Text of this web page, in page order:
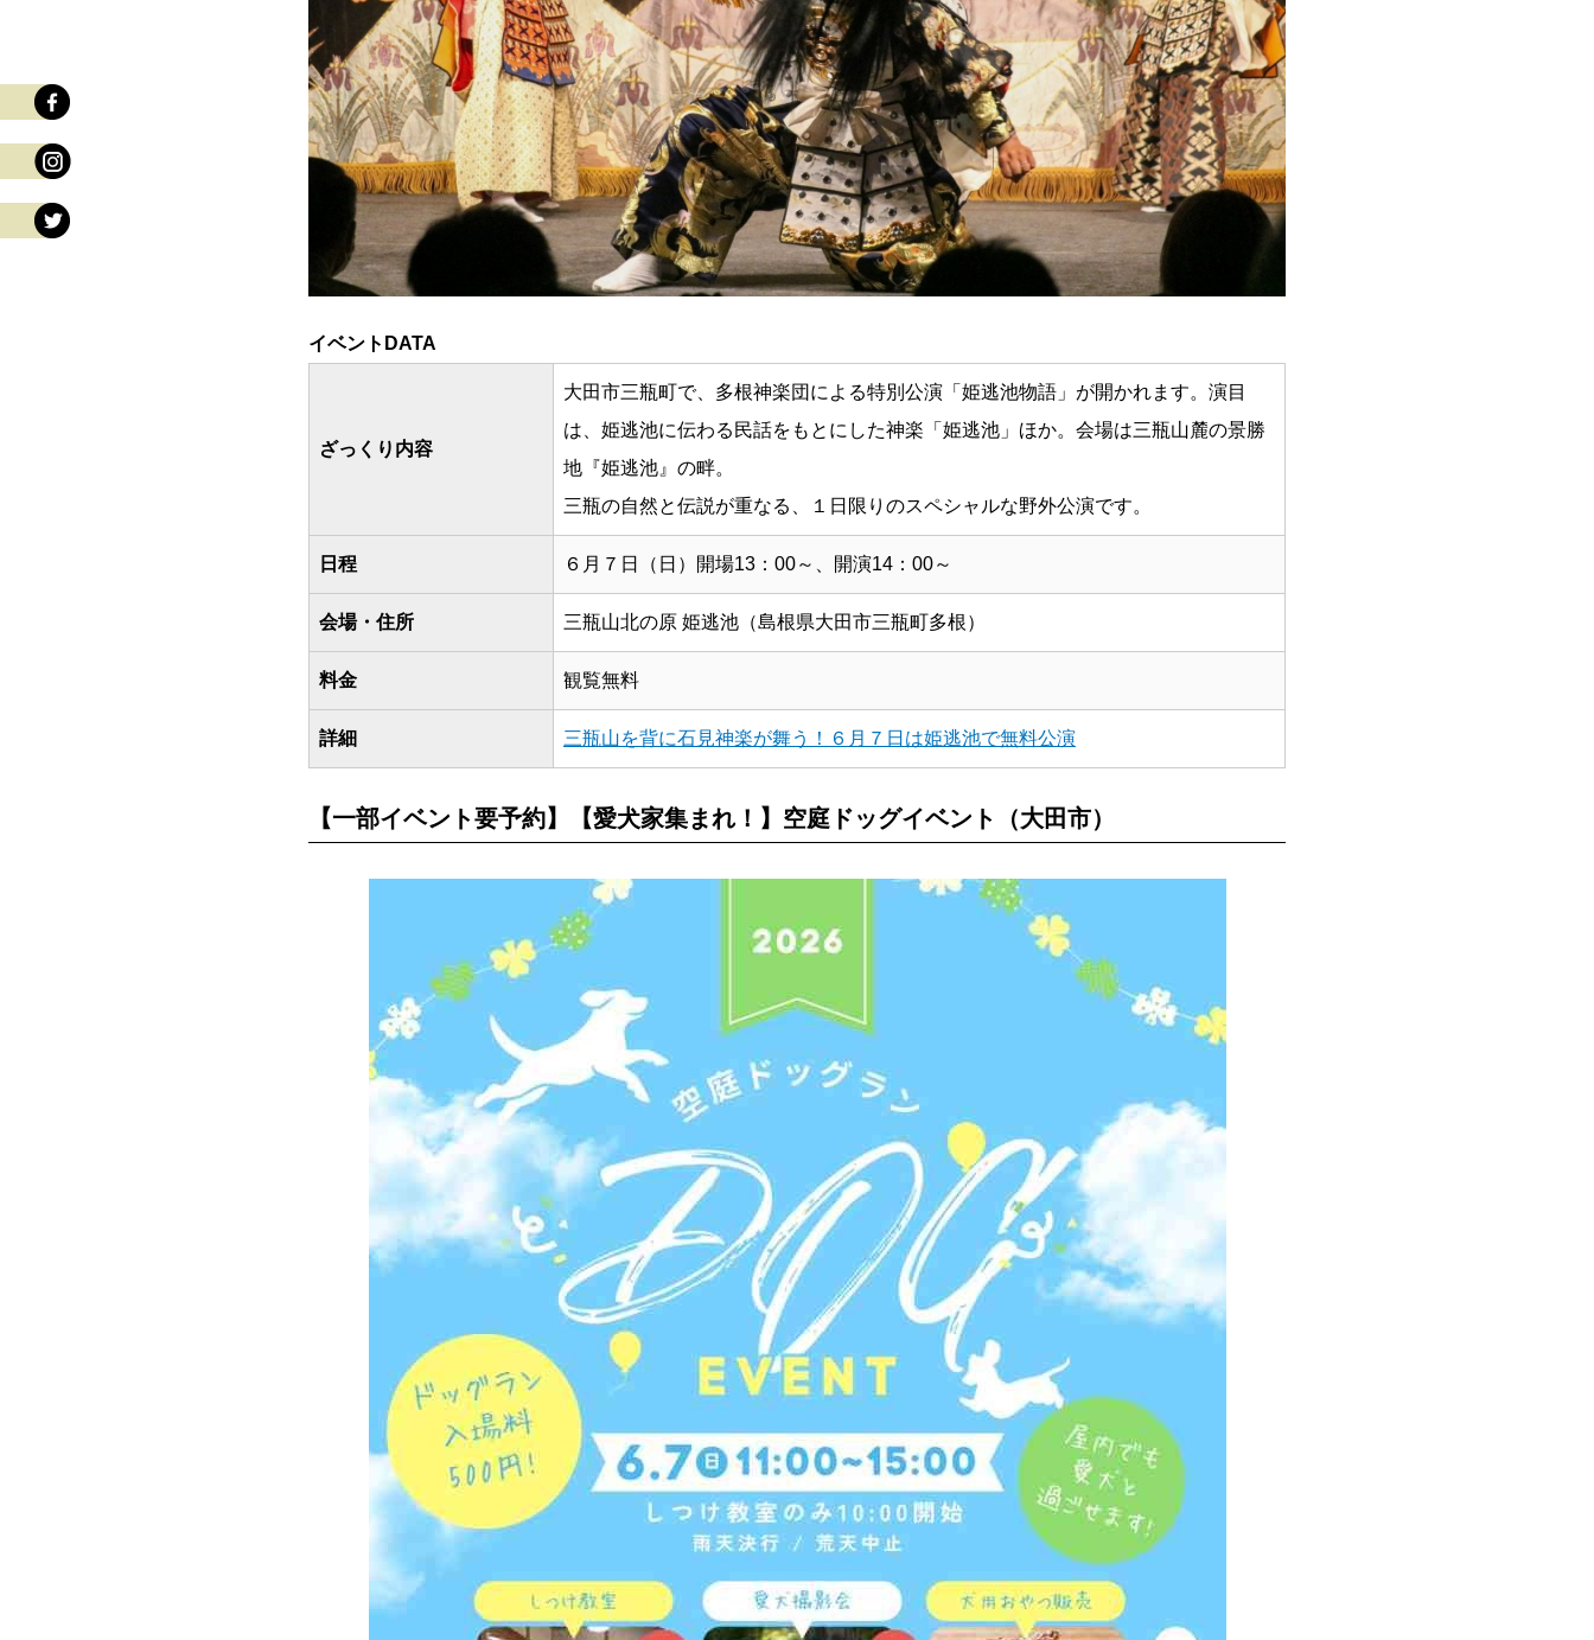
イベントDATA
ざっくり内容
大田市三瓶町で、多根神楽団による特別公演「姫逃池物語」が開かれます。演目
は、姫逃池に伝わる民話をもとにした神楽「姫逃池」ほか。会場は三瓶山麓の景勝
地『姫逃池』の畔。
三瓶の自然と伝説が重なる、１日限りのスペシャルな野外公演です。
日程 ６月７日（日）開場13：00～、開演14：00～
会場・住所 三瓶山北の原 姫逃池（島根県大田市三瓶町多根）
料金 観覧無料
詳細 三瓶山を背に石見神楽が舞う！６月７日は姫逃池で無料公演
【一部イベント要予約】【愛犬家集まれ！】空庭ドッグイベント（大田市）